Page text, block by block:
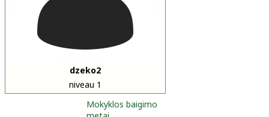
dzeko2
niveau 1
Mokyklos baigimo